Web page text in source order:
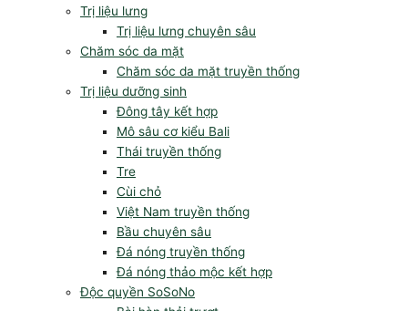
Trị liệu lưng
Trị liệu lưng chuyên sâu
Chăm sóc da mặt
Chăm sóc da mặt truyền thống
Trị liệu dưỡng sinh
Đông tây kết hợp
Mô sâu cơ kiểu Bali
Thái truyền thống
Tre
Cùi chỏ
Việt Nam truyền thống
Bầu chuyên sâu
Đá nóng truyền thống
Đá nóng thảo mộc kết hợp
Độc quyền SoSoNo